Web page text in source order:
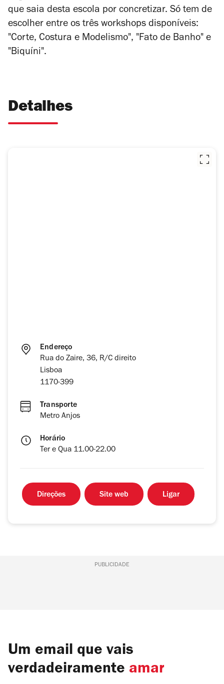
que saia desta escola por concretizar. Só tem de
escolher entre os três workshops disponíveis:
"Corte, Costura e Modelismo", "Fato de Banho" e
"Biquíni".
Detalhes
Endereço
Rua do Zaire, 36, R/C direito
Lisboa
1170-399
Transporte
Metro Anjos
Horário
Ter e Qua 11.00-22.00
Direções Site web Ligar
PUBLICIDADE
Um email que vais
verdadeiramente amar